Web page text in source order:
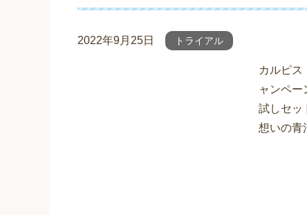
2022年9月25日 トライアル
カルピス
ャンペー
試しセッ
想いの青